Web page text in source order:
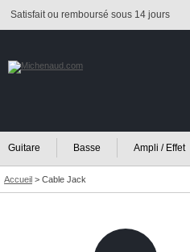
Satisfait ou remboursé sous 14 jours
Guitare Basse Ampli / Effet
Accueil > Cable Jack